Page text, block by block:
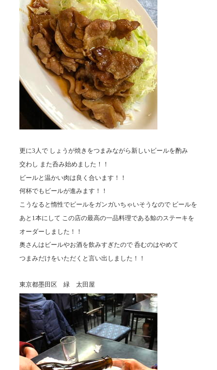
更に3人で しょうが焼きをつまみながら新しいビールを酌み
交わし また呑み始めました！！
ビールと温かい肉は良く合います！！
何杯でもビールが進みます！！
こうなると惰性でビールをガンガいちゃいそうなので ビールを
あと1本にして この店の最高の一品料理である鯨のステーキを
オーダーしました！！
奥さんはビールやお酒を飲みすぎたので 呑むのはやめて
つまみだけをいただくと言い出しました！！
東京都墨田区 緑 太田屋